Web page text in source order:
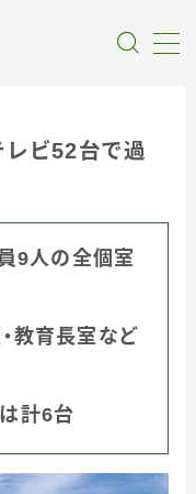
ビ52台で過
9人の全個室
教育長室など
計6台